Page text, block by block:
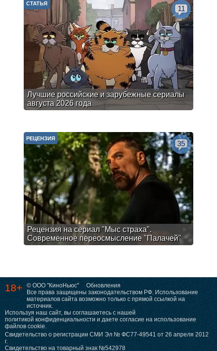
Лучшие российские и зарубежные сериалы
августа 2026 года
СТАТЬЯ
11
Рецензия на сериал "Мыс страха".
Современное переосмысление "Палачей"
РЕЦЕНЗИЯ
35
18+ © ООО "КиноНьюс"
Обновления
Все права защищены законодательством РФ. Использование
материалов сайта возможно только с прямой ссылкой на
источник.
Используя наш сайт, вы соглашаетесь с нашей
политикой конфиденциальности и даете согласие на использование
файлов cookie.
Свидетельство о регистрации СМИ Эл № ФС77-49541 от 26 апреля 2012
г.
Свидетельство на товарный знак №542978